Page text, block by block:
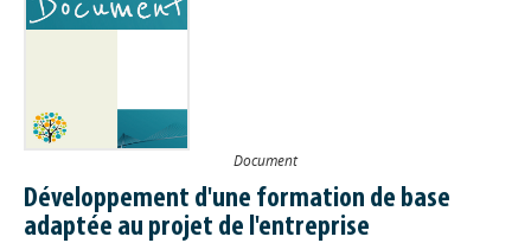
Document
Développement d'une formation de base
adaptée au projet de l'entreprise